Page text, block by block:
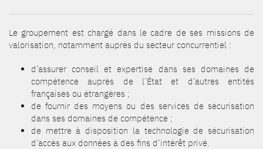
Le groupement est chargé dans le cadre de ses missions de
valorisation, notamment auprès du secteur concurrentiel :
d’assurer conseil et expertise dans ses domaines de
compétence auprès de l’État et d’autres entités
françaises ou étrangères ;
de fournir des moyens ou des services de sécurisation
dans ses domaines de compétence ;
de mettre à disposition la technologie de sécurisation
d’accès aux données à des fins d’intérêt privé.